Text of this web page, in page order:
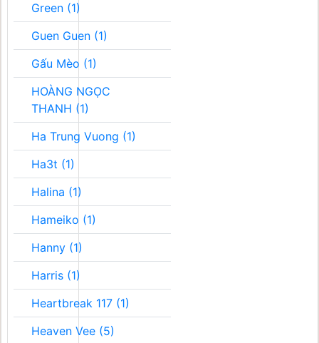
Green (1)
Guen Guen (1)
Gấu Mèo (1)
HOÀNG NGỌC
THANH (1)
Ha Trung Vuong (1)
Ha3t (1)
Halina (1)
Hameiko (1)
Hanny (1)
Harris (1)
Heartbreak 117 (1)
Heaven Vee (5)